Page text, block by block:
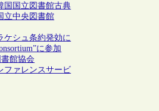
国 国立図書館古典
立中央図書館
ケシュ条約発効に
に参加
館協会
ファレンスサービ